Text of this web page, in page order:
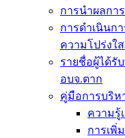
การนำผลกา
การดำเนินก
ความโปร่งใ
รายชื่อผู้ได้รั
อบจ.ตาก
คู่มือการบริห
ความรู้
การเพิ่